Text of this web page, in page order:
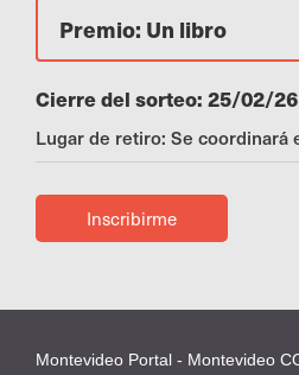
Premio: Un libro
Cierre del sorteo: 25/02/26
Lugar de retiro: Se coordinará
Inscribirme
Montevideo Portal - Montevideo